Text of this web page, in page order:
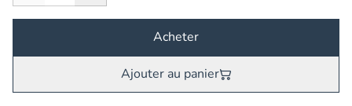
Acheter
Ajouter au panier